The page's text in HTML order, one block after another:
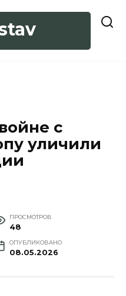
с
уличили
ПРОСМОТРОВ
48
ОПУБЛИКОВАНО
08.05.2026